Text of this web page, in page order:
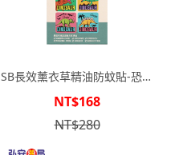
SB長效薰衣草精油防蚊貼-恐龍
NT$168
NT$280